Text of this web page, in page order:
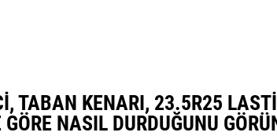
TABAN KENARI, 23.5R25
NASIL DURDUĞUNU